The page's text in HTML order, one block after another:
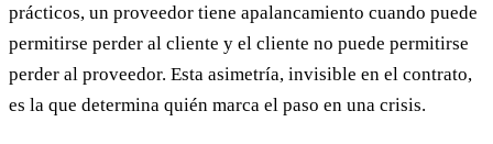
prácticos, un proveedor tiene apalancamiento cuando puede
permitirse perder al cliente y el cliente no puede permitirse
perder al proveedor. Esta asimetría, invisible en el contrato,
es la que determina quién marca el paso en una crisis.